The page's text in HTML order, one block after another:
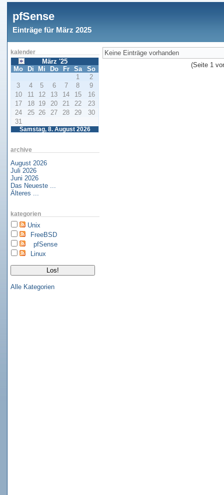
pfSense
Einträge für März 2025
kalender
März '25
Mo
Di Mi Do Fr Sa So
Samstag, 8. August 2026
1
2
3
4 5 6 7 8
9
10
11 12 13 14 15
16
17
18 19 20 21 22
23
24
25 26 27 28 29
30
31
archive
August 2026
Juli 2026
Juni 2026
Das Neueste ...
Älteres ...
kategorien
Unix
FreeBSD
pfSense
Linux
Alle Kategorien
Keine Einträge vorhanden
(Seite 1